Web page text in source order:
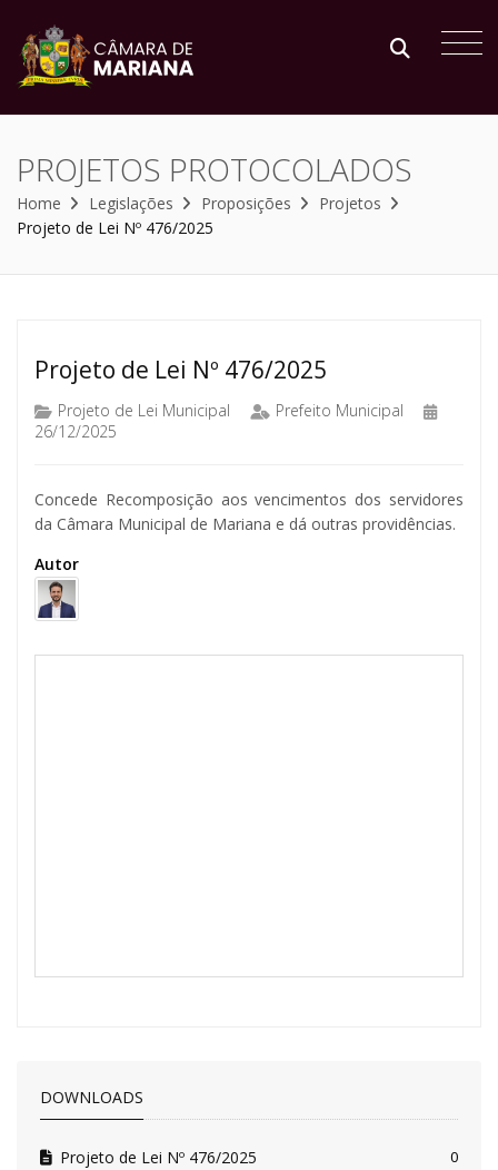
PROJETOS PROTOCOLADOS
Home Legislações Proposições
Projetos
Projeto de Lei Nº 476/2025
Projeto de Lei Nº 476/2025
Projeto de Lei Municipal
Prefeito Municipal
26/12/2025
Concede Recomposição aos vencimentos dos servidores
da Câmara Municipal de Mariana e dá outras providências.
Autor
DOWNLOADS
Projeto de Lei Nº 476/2025 0